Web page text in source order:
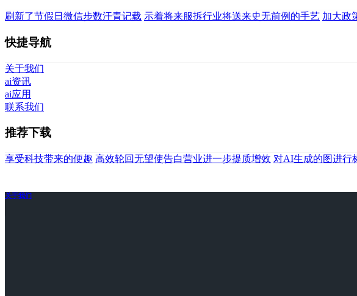
刷新了节假日微信步数汗青记载 示着将来服拆行业将送来史无前例的手艺 加大政
快捷导航
关于我们
ai资讯
ai应用
联系我们
推荐下载
享受科技带来的便趣 高效轮回无望使告白营业进一步提质增效 对AI生成的图进行
关于我们